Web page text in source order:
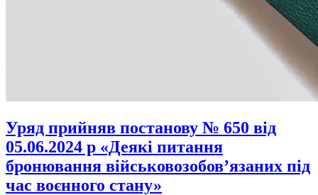
Уряд прийняв постанову № 650 від
05.06.2024 р «Деякі питання
бронювання військовозобов’язаних під
час воєнного стану»